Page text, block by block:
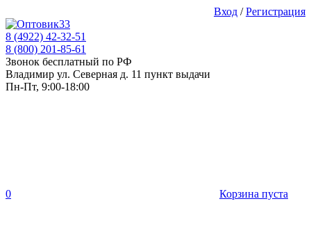
Вход /Регистрация
8 (4922) 42-32-51
8 (800) 201-85-61
Звонок бесплатный по РФ
Владимир ул. Северная д. 11 пункт выдачи
Пн-Пт, 9:00-18:00
0 Корзина пуста